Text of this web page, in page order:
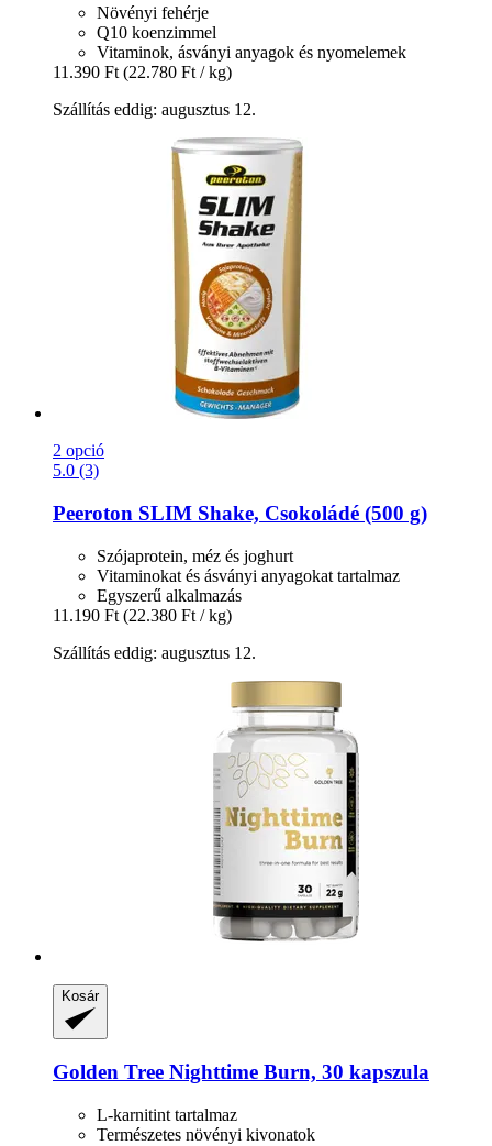
Növényi fehérje
Q10 koenzimmel
Vitaminok, ásványi anyagok és nyomelemek
11.390 Ft (22.780 Ft / kg)
Szállítás eddig: augusztus 12.
2 opció
5.0 (3)
Peeroton SLIM Shake, Csokoládé (500 g)
Szójaprotein, méz és joghurt
Vitaminokat és ásványi anyagokat tartalmaz
Egyszerű alkalmazás
11.190 Ft (22.380 Ft / kg)
Szállítás eddig: augusztus 12.
Kosár
Golden Tree Nighttime Burn, 30 kapszula
L-karnitint tartalmaz
Természetes növényi kivonatok